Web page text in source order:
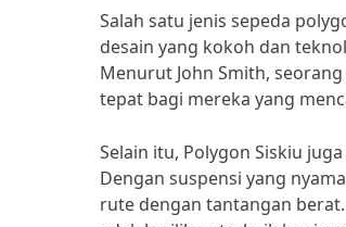
Salah satu jenis sepeda
desain yang kokoh dan
Menurut John Smith,
tepat bagi mereka yang
Selain itu, Polygon Siskiu
Dengan suspensi yang
rute dengan tantangan